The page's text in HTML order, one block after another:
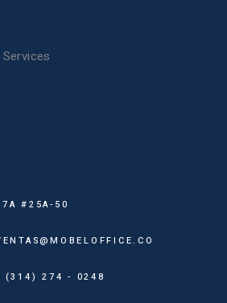
7A #25A-50
(314) 274 - 0248